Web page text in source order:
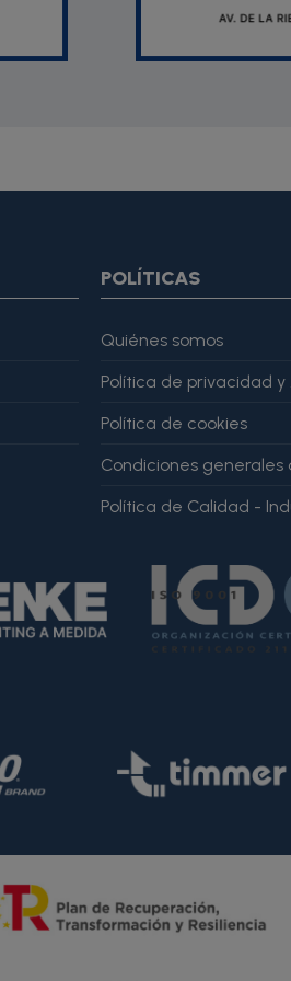
POLÍTICAS
Quiénes somos
Política de privacidad y
Política de cookies
Condiciones generales
Política de Calidad -
"Rating", "ratingValue": 4,